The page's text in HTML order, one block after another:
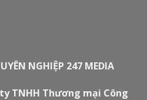
NGHIỆP 247 MEDIA
TNHH Thương mại Công